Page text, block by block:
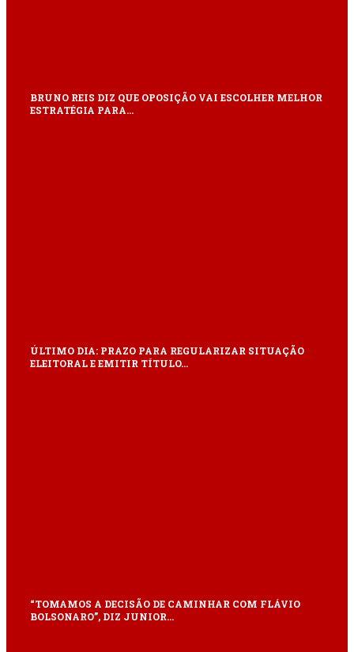
BRUNO REIS DIZ QUE OPOSIÇÃO VAI ESCOLHER MELHOR
ESTRATÉGIA PARA…
ÚLTIMO DIA: PRAZO PARA REGULARIZAR SITUAÇÃO
ELEITORAL E EMITIR TÍTULO…
“TOMAMOS A DECISÃO DE CAMINHAR COM FLÁVIO
BOLSONARO”, DIZ JUNIOR…